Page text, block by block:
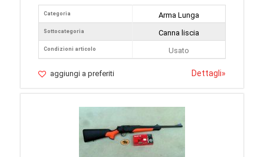
Categoria
Sottocategoria
Condizioni articolo
Arma Lunga
Canna liscia
Usato
aggiungi a preferiti Dettagli»